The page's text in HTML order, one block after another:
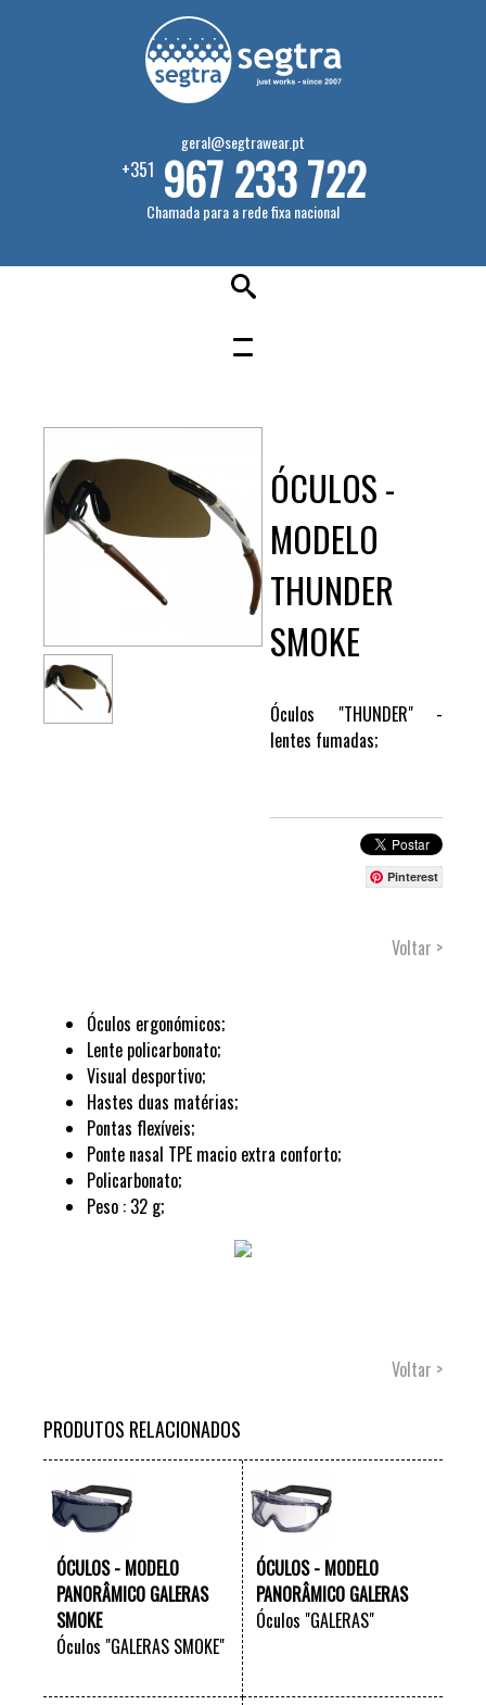
geral@segtrawear.pt
+351 967 233 722
Chamada para a rede fixa nacional
ÓCULOS -
MODELO
THUNDER
SMOKE
Óculos "THUNDER" -
lentes fumadas;
Pinterest
Voltar >
Óculos ergonómicos;
Lente policarbonato;
Visual desportivo;
Hastes duas matérias;
Pontas flexíveis;
Ponte nasal TPE macio extra conforto;
Policarbonato;
Peso : 32 g;
Voltar >
PRODUTOS RELACIONADOS
ÓCULOS - MODELO
PANORÂMICO GALERAS
SMOKE
Óculos "GALERAS SMOKE"
ÓCULOS - MODELO
PANORÂMICO GALERAS
Óculos "GALERAS"